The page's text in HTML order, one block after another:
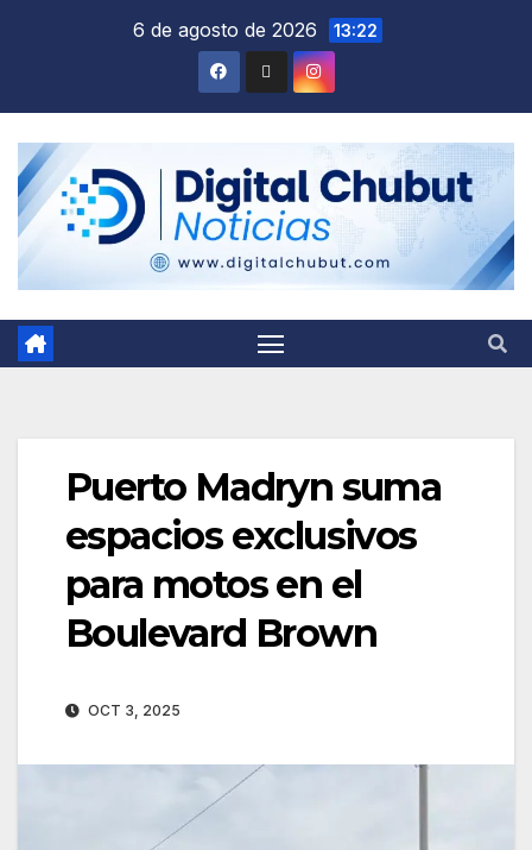
6 de agosto de 2026 13:22
Puerto Madryn suma
espacios exclusivos
para motos en el
Boulevard Brown
OCT 3, 2025